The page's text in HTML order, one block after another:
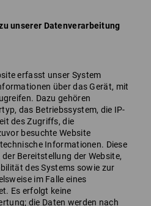
unserer Datenverarbeitung
erfasst unser System
über das Gerät, mit
Dazu gehören
das Betriebssystem, die IP-
des Zugriffs, die
besuchte Website
Informationen. Diese
Bereitstellung der Website,
des Systems sowie zur
im Falle eines
Es erfolgt keine
die Daten werden nach